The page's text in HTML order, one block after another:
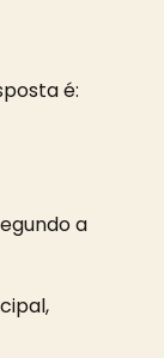
é:
a